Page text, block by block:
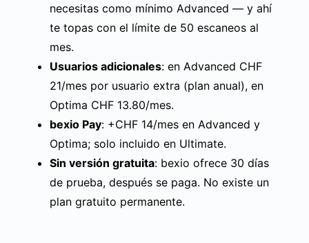
necesitas como mínimo Advanced — y ahí
te topas con el límite de 50 escaneos al
mes.
Usuarios adicionales: en Advanced CHF
21/mes por usuario extra (plan anual), en
Optima CHF 13.80/mes.
bexio Pay: +CHF 14/mes en Advanced y
Optima; solo incluido en Ultimate.
Sin versión gratuita: bexio ofrece 30 días
de prueba, después se paga. No existe un
plan gratuito permanente.